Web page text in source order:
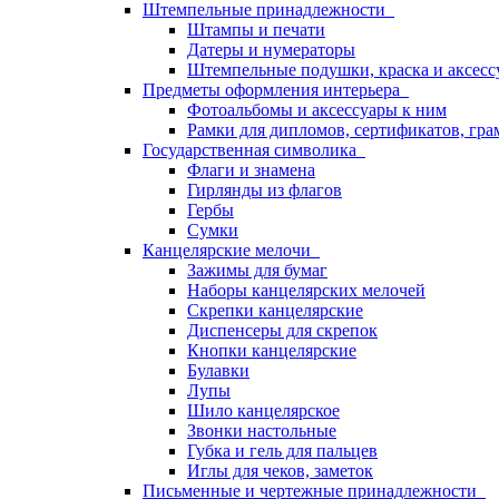
Штемпельные принадлежности
Штампы и печати
Датеры и нумераторы
Штемпельные подушки, краска и
Предметы оформления интерьера
Фотоальбомы и аксессуары к ним
Рамки для дипломов, сертификатов,
Государственная символика
Флаги и знамена
Гирлянды из флагов
Гербы
Сумки
Канцелярские мелочи
Зажимы для бумаг
Наборы канцелярских мелочей
Скрепки канцелярские
Диспенсеры для скрепок
Кнопки канцелярские
Булавки
Лупы
Шило канцелярское
Звонки настольные
Губка и гель для пальцев
Иглы для чеков, заметок
Письменные и чертежные принадлежности